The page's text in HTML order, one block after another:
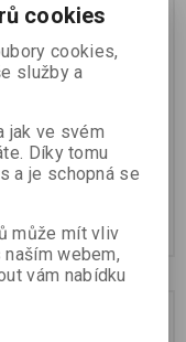
Variant 312
CM/25 KS
číslo: 29425
s proměnnou gradací
Kč(18,21 EUR)
(15,05 EUR) (Vaše cena
Přidat do košíku
cookies
cookies,
služby a
jak ve svém
Díky tomu
a je schopná se
může mít vliv
webem,
vám nabídku